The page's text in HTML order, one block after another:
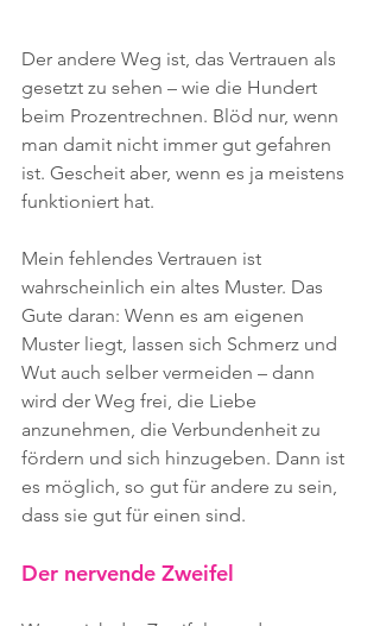
Der andere Weg ist, das Vertrauen als
gesetzt zu sehen – wie die Hundert
beim Prozentrechnen. Blöd nur, wenn
man damit nicht immer gut gefahren
ist. Gescheit aber, wenn es ja meistens
funktioniert hat.
Mein fehlendes Vertrauen ist
wahrscheinlich ein altes Muster. Das
Gute daran: Wenn es am eigenen
Muster liegt, lassen sich Schmerz und
Wut auch selber vermeiden – dann
wird der Weg frei, die Liebe
anzunehmen, die Verbundenheit zu
fördern und sich hinzugeben. Dann ist
es möglich, so gut für andere zu sein,
dass sie gut für einen sind.
Der nervende Zweifel